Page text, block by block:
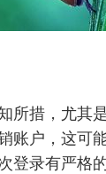
所措，尤其
账户，这可
登录有严格